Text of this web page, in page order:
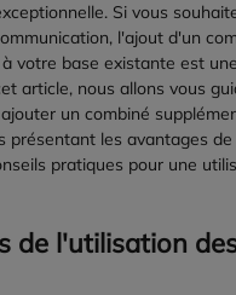
Si vous
l'ajout d'un
votre base existante est
article, nous allons vous
un combiné
présentant les avantages
pratiques pour une
de l'utilisation